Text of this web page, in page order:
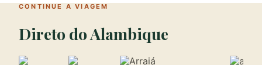
CONTINUE A VIAGEM
Direto do Alambique